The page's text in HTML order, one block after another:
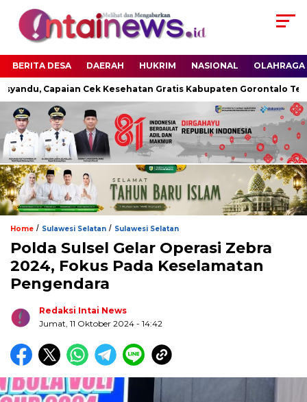
BERITA DESA DAERAH HUKRIM NASIONAL OLAHRAGA
Capaian Cek Kesehatan Gratis Kabupaten Gorontalo
Home / Sulawesi Selatan / Sulawesi Selatan
Polda Sulsel Gelar Operasi Zebra
2024, Fokus Pada Keselamatan
Pengendara
Redaksi Intai News
Jumat, 11 Oktober 2024 - 14:42